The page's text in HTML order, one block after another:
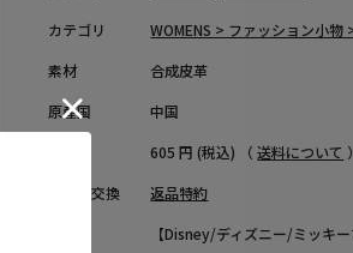
カテゴリ
WOMENS > ファッション小物
素材
合成皮革
原産国
中国
605 円 (税込) （送料について ）
返品・交換
返品特約
【Disney/ディズニー/ミッキ